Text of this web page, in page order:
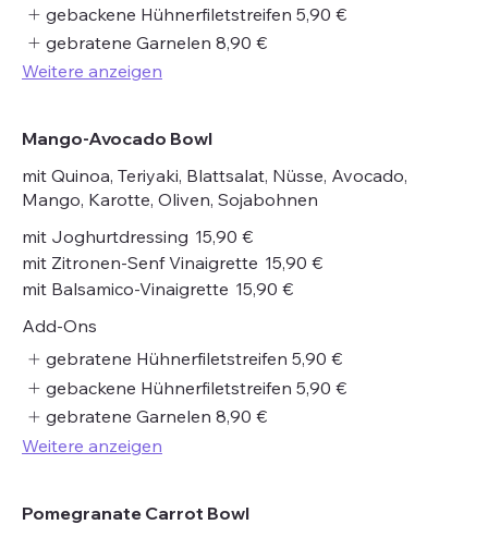
gebackene Hühnerfiletstreifen 5,90 €
gebratene Garnelen 8,90 €
Weitere anzeigen
Mango-Avocado Bowl
mit Quinoa, Teriyaki, Blattsalat, Nüsse, Avocado,
Mango, Karotte, Oliven, Sojabohnen
mit Joghurtdressing 15,90 €
mit Zitronen-Senf Vinaigrette 15,90 €
mit Balsamico-Vinaigrette 15,90 €
Add-Ons
gebratene Hühnerfiletstreifen 5,90 €
gebackene Hühnerfiletstreifen 5,90 €
gebratene Garnelen 8,90 €
Weitere anzeigen
Pomegranate Carrot Bowl